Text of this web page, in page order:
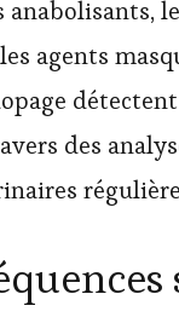
anabolisants,
agents
détectent
des